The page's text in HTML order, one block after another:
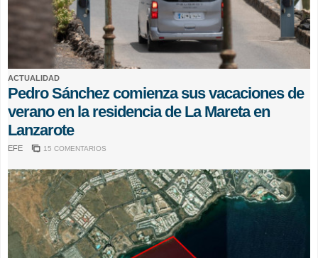
ACTUALIDAD
Pedro Sánchez comienza sus vacaciones de
verano en la residencia de La Mareta en
Lanzarote
EFE 15 COMENTARIOS